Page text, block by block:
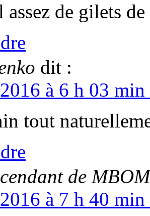
de gilets
dit :
à 6 h 03 min
tout
de
à 7 h 40 min